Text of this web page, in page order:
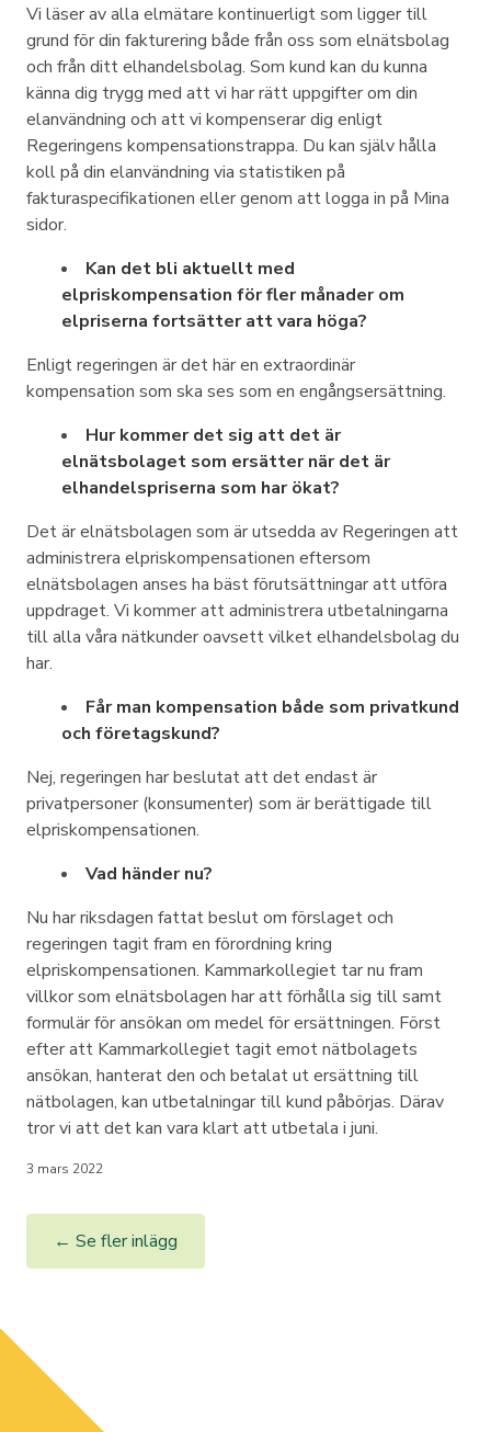
Vi läser av alla elmätare kontinuerligt som ligger till
grund för din fakturering både från oss som elnätsbolag
och från ditt elhandelsbolag. Som kund kan du kunna
känna dig trygg med att vi har rätt uppgifter om din
elanvändning och att vi kompenserar dig enligt
Regeringens kompensationstrappa. Du kan själv hålla
koll på din elanvändning via statistiken på
fakturaspecifikationen eller genom att logga in på Mina
sidor.
Kan det bli aktuellt med
elpriskompensation för fler månader om
elpriserna fortsätter att vara höga?
Enligt regeringen är det här en extraordinär
kompensation som ska ses som en engångsersättning.
Hur kommer det sig att det är
elnätsbolaget som ersätter när det är
elhandelspriserna som har ökat?
Det är elnätsbolagen som är utsedda av Regeringen att
administrera elpriskompensationen eftersom
elnätsbolagen anses ha bäst förutsättningar att utföra
uppdraget. Vi kommer att administrera utbetalningarna
till alla våra nätkunder oavsett vilket elhandelsbolag du
har.
Får man kompensation både som privatkund
och företagskund?
Nej, regeringen har beslutat att det endast är
privatpersoner (konsumenter) som är berättigade till
elpriskompensationen.
Vad händer nu?
Nu har riksdagen fattat beslut om förslaget och
regeringen tagit fram en förordning kring
elpriskompensationen. Kammarkollegiet tar nu fram
villkor som elnätsbolagen har att förhålla sig till samt
formulär för ansökan om medel för ersättningen. Först
efter att Kammarkollegiet tagit emot nätbolagets
ansökan, hanterat den och betalat ut ersättning till
nätbolagen, kan utbetalningar till kund påbörjas. Därav
tror vi att det kan vara klart att utbetala i juni.
3 mars 2022
← Se fler inlägg